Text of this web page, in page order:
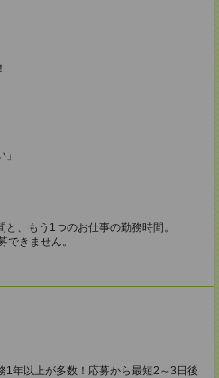
、もう1つのお仕事の勤務時間。
できません。
1年以上が多数！応募から最短2～3日後